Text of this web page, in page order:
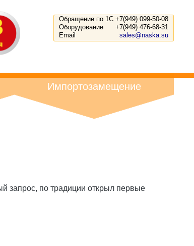
Обращение по 1С +7(949) 099-50-08
Оборудование
+7(949) 476-68-31
Email
sales@naska.su
Импортозамещение
запрос, по традиции открыл первые